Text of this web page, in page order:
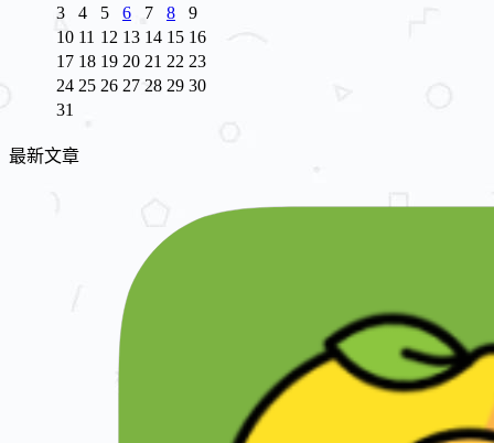
3
4 5 6 7 8
9
10 11 12 13 14 15 16
17 18 19 20 21 22 23
24 25 26 27 28 29 30
31
最新文章